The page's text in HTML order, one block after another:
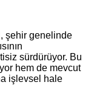
şehir genelinde
sürdürüyor. Bu
hem de mevcut
işlevsel hale